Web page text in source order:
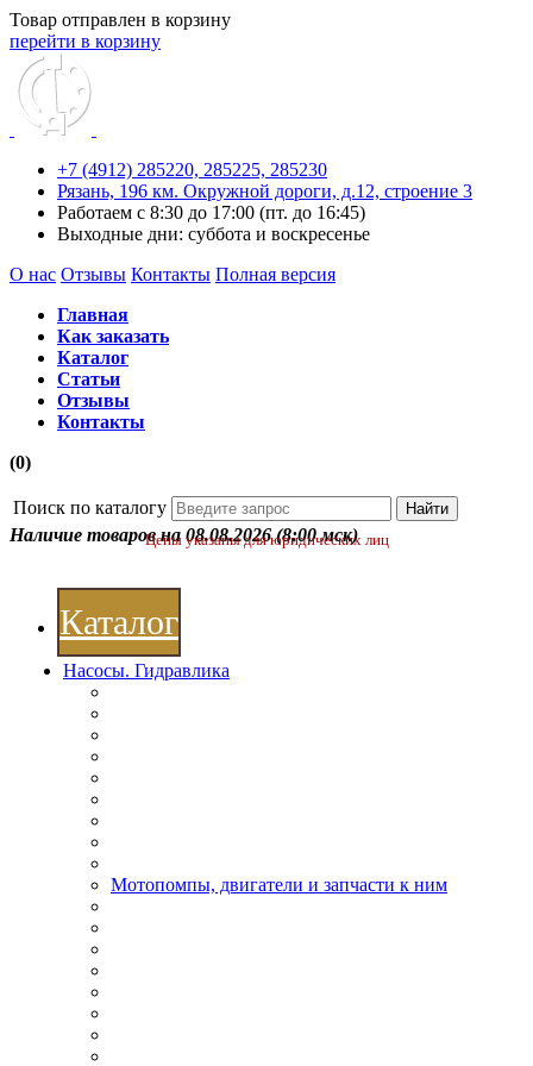
Товар отправлен в корзину
перейти в корзину
+7 (4912) 285220, 285225, 285230
Рязань, 196 км. Окружной дороги, д.12, строение 3
Работаем с 8:30 до 17:00 (пт. до 16:45)
Выходные дни: суббота и воскресенье
О нас Отзывы Контакты Полная версия
Главная
Как заказать
Каталог
Статьи
Отзывы
Контакты
(0)
Поиск по каталогу
Наличие товаров на 08.08.2026 (8:00 мск)
Цены указаны для юридических лиц
Каталог
Насосы. Гидравлика
Мотопомпы, двигатели и запчасти к ним